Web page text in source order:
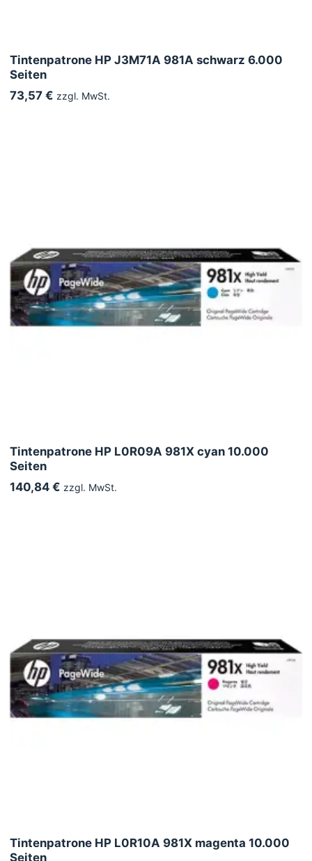
Tintenpatrone HP J3M71A 981A schwarz 6.000
Seiten
73,57 € zzgl. MwSt.
Tintenpatrone HP L0R09A 981X cyan 10.000
Seiten
140,84 € zzgl. MwSt.
Tintenpatrone HP L0R10A 981X magenta 10.000
Seiten